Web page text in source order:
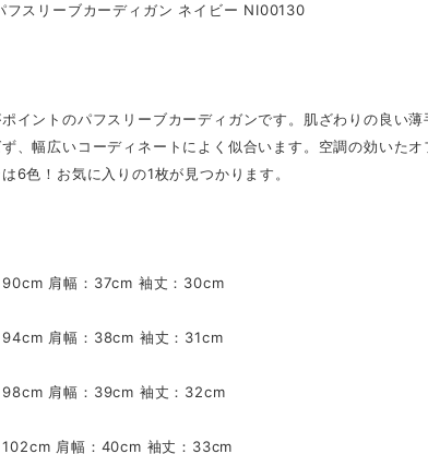
フスリーブカーディガン ネイビー NI00130
イントのパフスリーブカーディガンです。肌ざわりの良い
、幅広いコーディネートによく似合います。空調の効いた
6色！お気に入りの1枚が見つかります。
肩幅：37cm 袖丈：30cm
肩幅：38cm 袖丈：31cm
肩幅：39cm 袖丈：32cm
肩幅：40cm 袖丈：33cm